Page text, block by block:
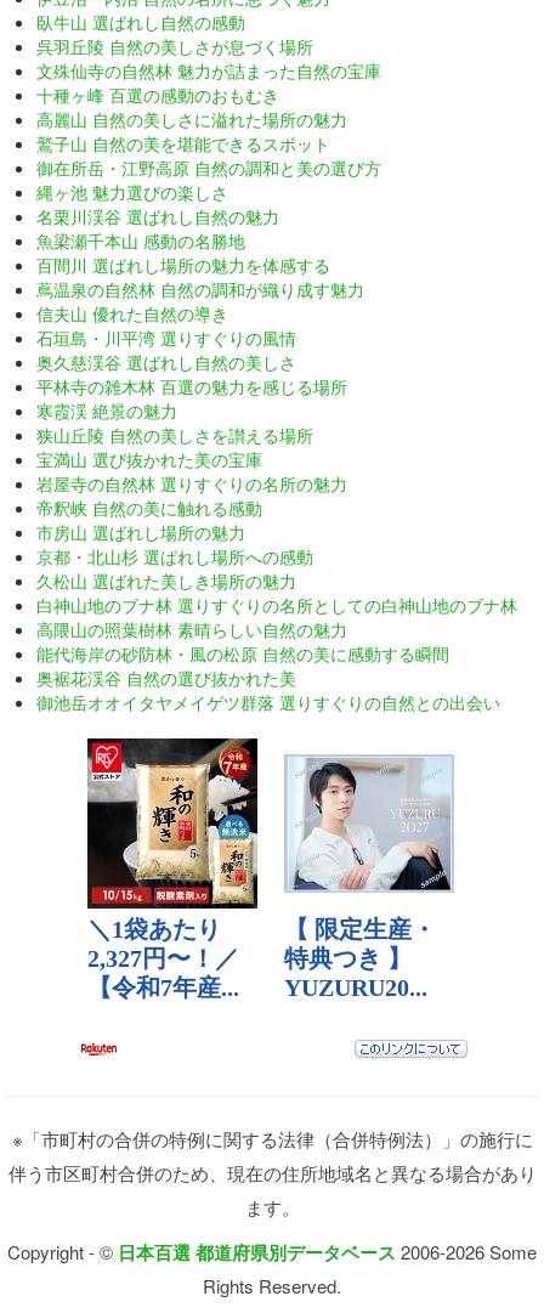
臥牛山 選ばれし自然の感動
呉羽丘陵 自然の美しさが息づく場所
文殊仙寺の自然林 魅力が詰まった自然の宝庫
十種ヶ峰 百選の感動のおもむき
高麗山 自然の美しさに溢れた場所の魅力
鷲子山 自然の美を堪能できるスポット
御在所岳・江野高原 自然の調和と美の選び方
縄ヶ池 魅力選びの楽しさ
名栗川渓谷 選ばれし自然の魅力
魚梁瀬千本山 感動の名勝地
百間川 選ばれし場所の魅力を体感する
蔦温泉の自然林 自然の調和が織り成す魅力
信夫山 優れた自然の導き
石垣島・川平湾 選りすぐりの風情
奥久慈渓谷 選ばれし自然の美しさ
平林寺の雑木林 百選の魅力を感じる場所
寒霞渓 絶景の魅力
狭山丘陵 自然の美しさを讃える場所
宝満山 選び抜かれた美の宝庫
岩屋寺の自然林 選りすぐりの名所の魅力
帝釈峡 自然の美に触れる感動
市房山 選ばれし場所の魅力
京都・北山杉 選ばれし場所への感動
久松山 選ばれた美しき場所の魅力
白神山地のブナ林 選りすぐりの名所としての白神山地のブナ林
高隈山の照葉樹林 素晴らしい自然の魅力
能代海岸の砂防林・風の松原 自然の美に感動する瞬間
奥裾花渓谷 自然の選び抜かれた美
御池岳オオイタヤメイゲツ群落 選りすぐりの自然との出会い
※「市町村の合併の特例に関する法律（合併特例法）」の施行に
伴う市区町村合併のため、現在の住所地域名と異なる場合があり
ます。
Copyright - © 日本百選 都道府県別データベース 2006-2026 Some
Rights Reserved.